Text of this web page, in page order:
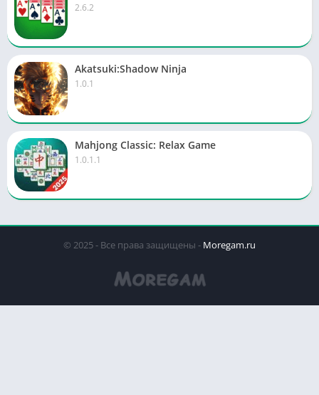
2.6.2
Akatsuki:Shadow Ninja
1.0.1
Mahjong Classic: Relax Game
1.0.1.1
© 2025 - Все права защищены - Moregam.ru